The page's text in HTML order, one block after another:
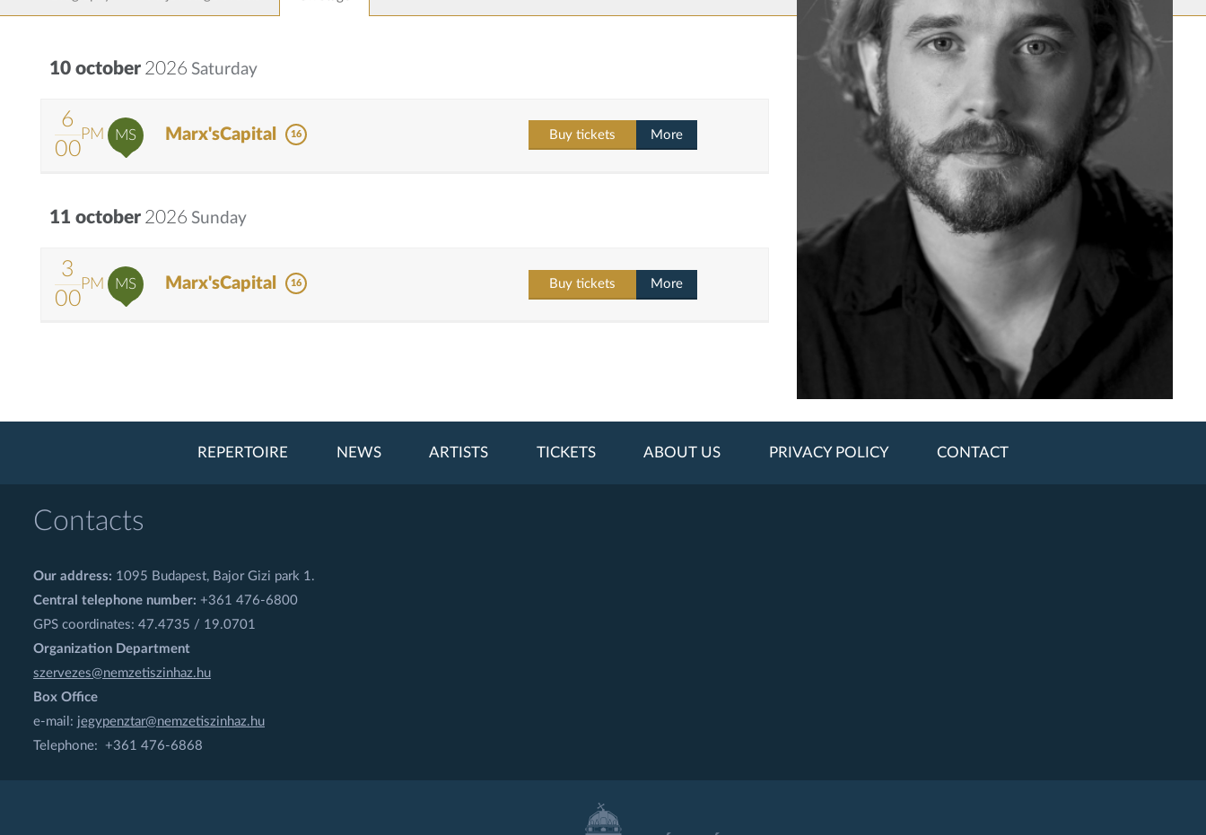
10 october 2026 Saturday
6
00
PM MS Marx'sCapital 16 Buy tickets More
11 october 2026 Sunday
3
00
PM MS Marx'sCapital 16 Buy tickets More
REPERTOIRE NEWS ARTISTS TICKETS ABOUT US PRIVACY POLICY CONTACT
Contacts
Our address: 1095 Budapest, Bajor Gizi park 1.
Central telephone number: +361 476-6800
GPS coordinates: 47.4735 / 19.0701
Organization Department
szervezes@nemzetiszinhaz.hu
Box Office
e-mail: jegypenztar@nemzetiszinhaz.hu
Telephone: +361 476-6868